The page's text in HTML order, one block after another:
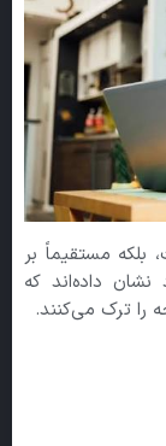
مستقیماً بر
نشان داده‌اند که
را ترک می‌کنند.